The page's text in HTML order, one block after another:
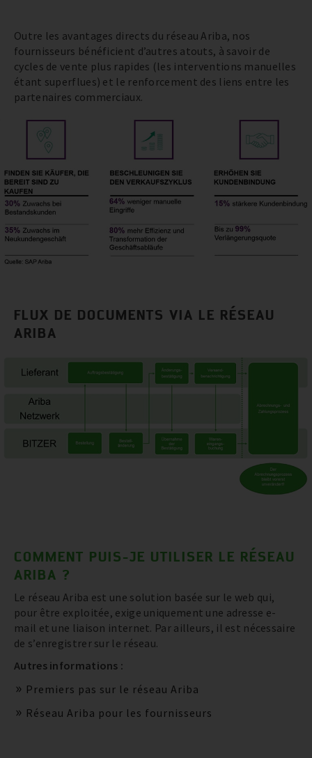
Outre les avantages directs du réseau Ariba, nos
fournisseurs bénéficient d’autres atouts, à savoir de
cycles de vente plus rapides (les interventions manuelles
étant superflues) et le renforcement des liens entre les
partenaires commerciaux.
FLUX DE DOCUMENTS VIA LE RÉSEAU
ARIBA
COMMENT PUIS-JE UTILISER LE RÉSEAU
ARIBA ?
Le réseau Ariba est une solution basée sur le web qui,
pour être exploitée, exige uniquement une adresse e-
mail et une liaison internet. Par ailleurs, il est nécessaire
de s’enregistrer sur le réseau.
Autres informations :
Premiers pas sur le réseau Ariba
Réseau Ariba pour les fournisseurs